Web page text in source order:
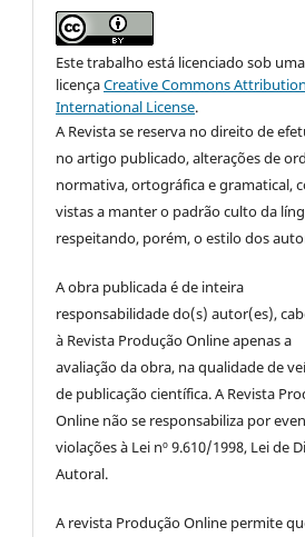
Este trabalho está licenciado sob uma
licençaCreative Commons
International License.
A Revista se reserva no direito de
no artigo publicado, alterações de
normativa, ortográfica e gramatical,
vistas a manter o padrão culto da
respeitando, porém, o estilo dos
A obra publicada é de inteira
responsabilidade do(s) autor(es),
à Revista Produção Online apenas a
avaliação da obra, na qualidade de
de publicação científica. A Revista
Online não se responsabiliza por
violações à Lei nº 9.610/1998, Lei de
Autoral.
A revista Produção Online permite